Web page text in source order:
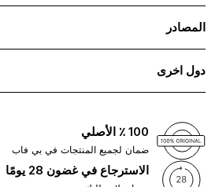
المصادر
دول اخرى
100 ٪ الأصلي
ضمان لجميع المنتجات في بي فاب
الاسترجاع في غضون 28 يومًا